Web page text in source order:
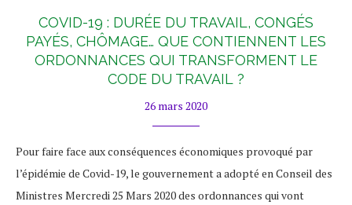
COVID-19 : DURÉE DU TRAVAIL, CONGÉS
PAYÉS, CHÔMAGE… QUE CONTIENNENT LES
ORDONNANCES QUI TRANSFORMENT LE
CODE DU TRAVAIL ?
26 mars 2020
Pour faire face aux conséquences économiques provoqué par
l’épidémie de Covid-19, le gouvernement a adopté en Conseil des
Ministres Mercredi 25 Mars 2020 des ordonnances qui vont